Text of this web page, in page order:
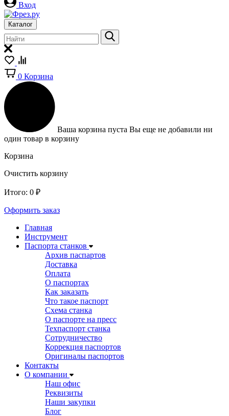
Вход
Каталог
0 Корзина
Ваша корзина пуста Вы еще не добавили ни
один товар в корзину
Корзина
Очистить корзину
Итого: 0 ₽
Оформить заказ
Главная
Инструмент
Паспорта станков
Архив паспартов
Доставка
Оплата
О паспортах
Как заказать
Что такое паспорт
Схема станка
О паспорте на пресс
Техпаспорт станка
Сотрудничество
Коррекция паспортов
Оригиналы паспортов
Контакты
О компании
Наш офис
Реквизиты
Наши закупки
Блог